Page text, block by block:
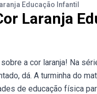
Educação Infantil
Laranja
a cor laranja! Na
dá. A turminha do
de educação física